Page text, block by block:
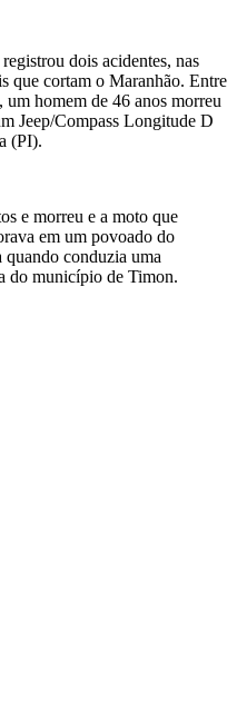
dois acidentes, nas
que cortam o Maranhão. Entre
homem de 46 anos morreu
Jeep/Compass Longitude D
(PI).
e morreu e a moto que
em um povoado do
conduzia uma
do município de Timon.